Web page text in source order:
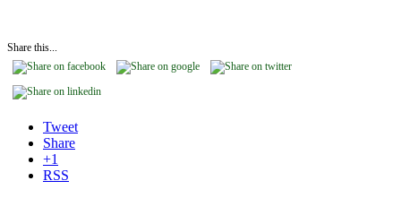
Share this...
Tweet
Share
+1
RSS